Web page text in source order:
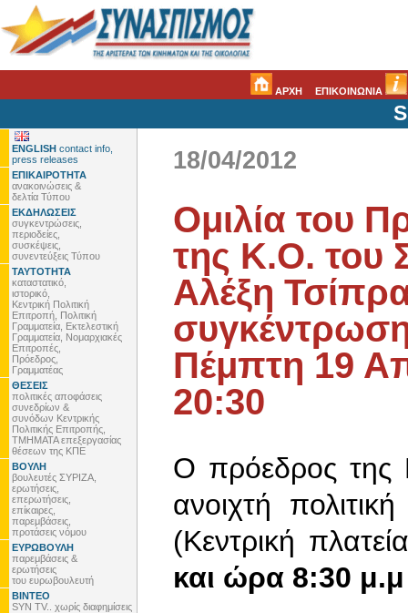
ΑΡΧΗ ΕΠΙΚΟΙΝΩΝΙΑ
ENGLISH contact info,
press releases
ΕΠΙΚΑΙΡΟΤΗΤΑ
ανακοινώσεις &
δελτία Τύπου
ΕΚΔΗΛΩΣΕΙΣ
συγκεντρώσεις,
περιοδείες,
συσκέψεις,
συνεντεύξεις Τύπου
ΤΑΥΤΟΤΗΤΑ
καταστατικό,
ιστορικό,
Κεντρική Πολιτική
Επιτροπή, Πολιτική
Γραμματεία, Εκτελεστική
Γραμματεία, Νομαρχιακές
Επιτροπές,
Πρόεδρος,
Γραμματέας
ΘΕΣΕΙΣ
πολιτικές αποφάσεις
συνεδρίων &
συνόδων Κεντρικής
Πολιτικής Επιτροπής,
ΤΜΗΜΑΤΑ επεξεργασίας
θέσεων της ΚΠΕ
ΒΟΥΛΗ
βουλευτές ΣΥΡΙΖΑ,
ερωτήσεις,
επερωτήσεις,
επίκαιρες,
παρεμβάσεις,
προτάσεις νόμου
ΕΥΡΩΒΟΥΛΗ
παρεμβάσεις &
ερωτήσεις
του ευρωβουλευτή
ΒΙΝΤΕΟ
SYN TV.. χωρίς διαφημίσεις
18/04/2012
Ομιλία του
της Κ.Ο. του
Αλέξη
Πέμπτη 19
20:30
Ο πρόεδρος της
ανοιχτή
(Κεντρική
και ώρα 8:30